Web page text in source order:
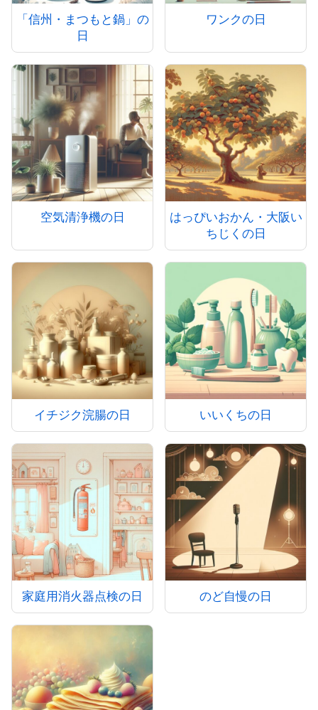
「信州・まつもと鍋」の
日
ワンクの日
空気清浄機の日
はっぴいおかん・大阪い
ちじくの日
イチジク浣腸の日 いいくちの日
家庭用消火器点検の日 のど自慢の日